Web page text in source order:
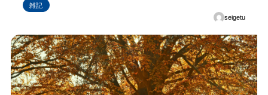
雑記
seigetu